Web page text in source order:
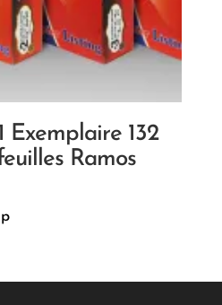
Exemplaire 132
Ramos